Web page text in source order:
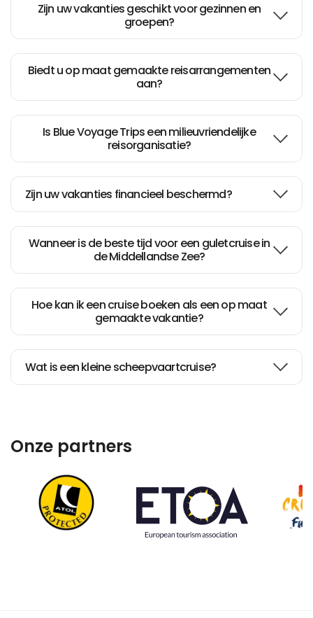
Zijn uw vakanties geschikt voor gezinnen en
groepen?
Biedt u op maat gemaakte reisarrangementen
aan?
Is Blue Voyage Trips een milieuvriendelijke
reisorganisatie?
Zijn uw vakanties financieel beschermd?
Wanneer is de beste tijd voor een guletcruise in
de Middellandse Zee?
Hoe kan ik een cruise boeken als een op maat
gemaakte vakantie?
Wat is een kleine scheepvaartcruise?
Onze partners